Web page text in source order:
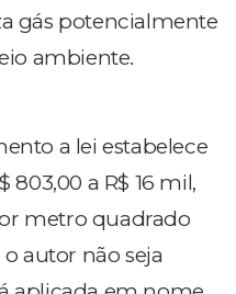
gás potencialmente
ambiente.
a lei estabelece
a R$ 16 mil,
metro quadrado
autor não seja